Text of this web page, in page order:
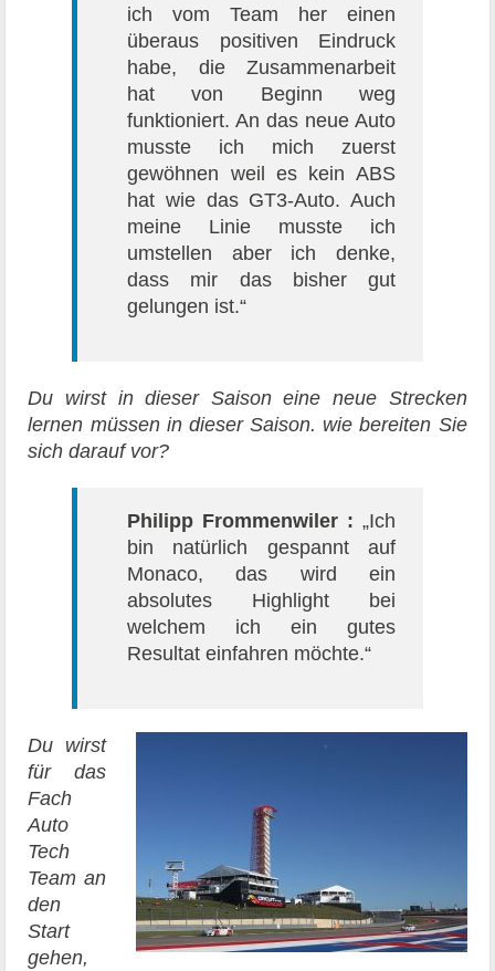
ich vom Team her einen
überaus positiven Eindruck
habe, die Zusammenarbeit
hat von Beginn weg
funktioniert. An das neue Auto
musste ich mich zuerst
gewöhnen weil es kein ABS
hat wie das GT3-Auto. Auch
meine Linie musste ich
umstellen aber ich denke,
dass mir das bisher gut
gelungen ist.“
Du wirst in dieser Saison eine neue Strecken
lernen müssen in dieser Saison. wie bereiten Sie
sich darauf vor?
Philipp Frommenwiler : „Ich
bin natürlich gespannt auf
Monaco, das wird ein
absolutes Highlight bei
welchem ich ein gutes
Resultat einfahren möchte.“
Du wirst
für das
Fach
Auto
Tech
Team an
den
Start
gehen,